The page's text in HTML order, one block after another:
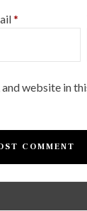
*
and website in